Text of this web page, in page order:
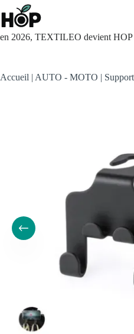
Passer
au
contenu
en 2026, TEXTILEO devient HOP
Accueil | AUTO - MOTO |